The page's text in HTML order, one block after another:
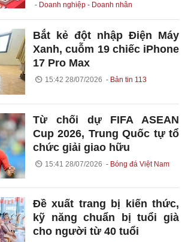
Doanh nghiệp - Doanh nhân
Bắt kẻ đột nhập Điện Máy
Xanh, cuỗm 19 chiếc iPhone
17 Pro Max
15:42 28/07/2026 Bản tin 113
Từ chối dự FIFA ASEAN
Cup 2026, Trung Quốc tự tổ
chức giải giao hữu
15:41 28/07/2026 Bóng đá Việt Nam
Đề xuất trang bị kiến thức,
kỹ năng chuẩn bị tuổi già
cho người từ 40 tuổi